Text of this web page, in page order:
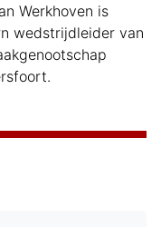
Werkhoven is
wedstrijdleider van